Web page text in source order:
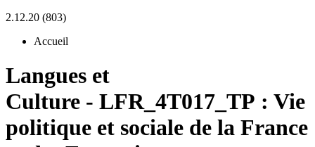
2.12.20 (803)
Accueil
Langues et
Culture - LFR_4T017_TP : Vie
politique et sociale de la France